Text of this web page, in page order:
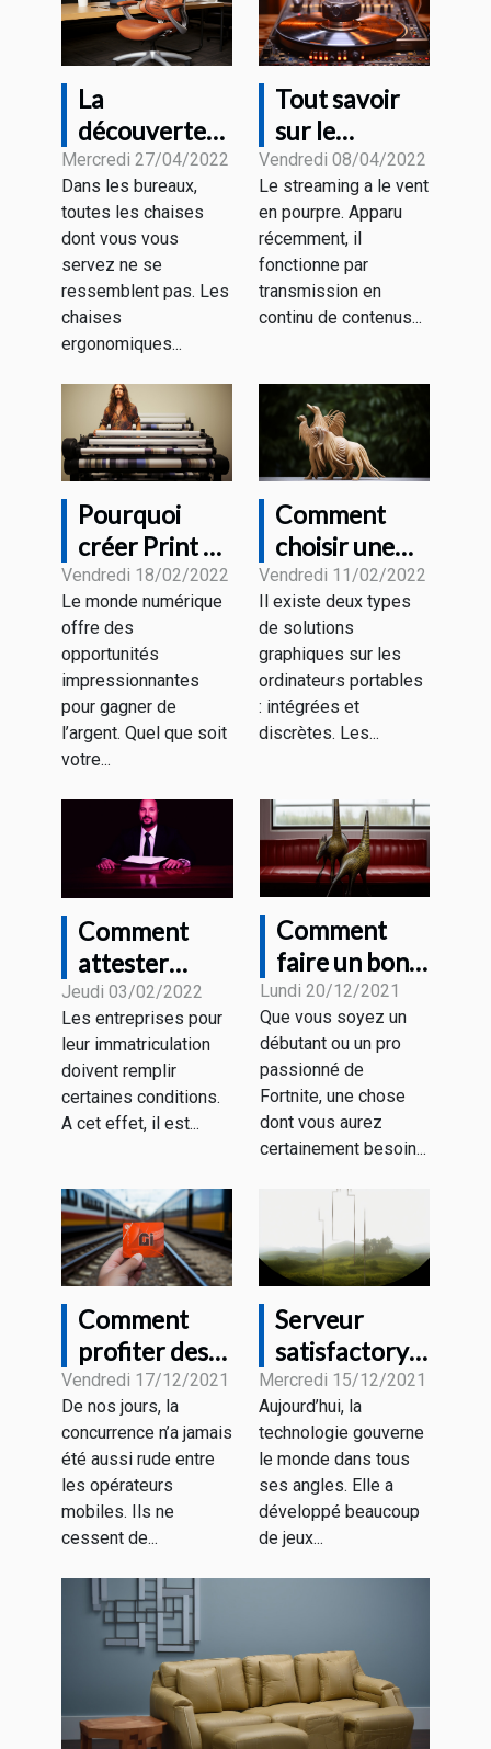
La
découverte
de la chaise
de bureau
ergonomique
Mercredi 27/04/2022
Dans les bureaux,
toutes les chaises
dont vous vous
servez ne se
ressemblent pas. Les
chaises
ergonomiques...
Tout savoir
sur le
streaming
Vendredi 08/04/2022
Le streaming a le vent
en pourpre. Apparu
récemment, il
fonctionne par
transmission en
continu de contenus...
Pourquoi
créer Print on
Demand et
Comment ça
fonctionne?
Vendredi 18/02/2022
Le monde numérique
offre des
opportunités
impressionnantes
pour gagner de
l’argent. Quel que soit
votre...
Comment
choisir une
carte
graphique
pour un
ordinateur
portatif ?
Vendredi 11/02/2022
Il existe deux types
de solutions
graphiques sur les
ordinateurs portables
: intégrées et
discrètes. Les...
Comment
attester
juridiquement
de l’existence
de votre
entreprise ?
Jeudi 03/02/2022
Les entreprises pour
leur immatriculation
doivent remplir
certaines conditions.
A cet effet, il est...
Comment
faire un bon
choix de
souris gamer
pour Fortnite
?
Lundi 20/12/2021
Que vous soyez un
débutant ou un pro
passionné de
Fortnite, une chose
dont vous aurez
certainement besoin...
Comment
profiter des
forfaits
mobiles sans
engagement
?
Vendredi 17/12/2021
De nos jours, la
concurrence n’a jamais
été aussi rude entre
les opérateurs
mobiles. Ils ne
cessent de...
Serveur
satisfactory :
Que retenir ?
Mercredi 15/12/2021
Aujourd’hui, la
technologie gouverne
le monde dans tous
ses angles. Elle a
développé beaucoup
de jeux...